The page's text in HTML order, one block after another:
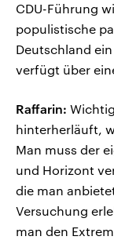
CDU-Führung
populistische
Deutschland
verfügt über
Raffarin:
hinterherläuft,
Man muss der
und Horizont
die man
Versuchung
man den